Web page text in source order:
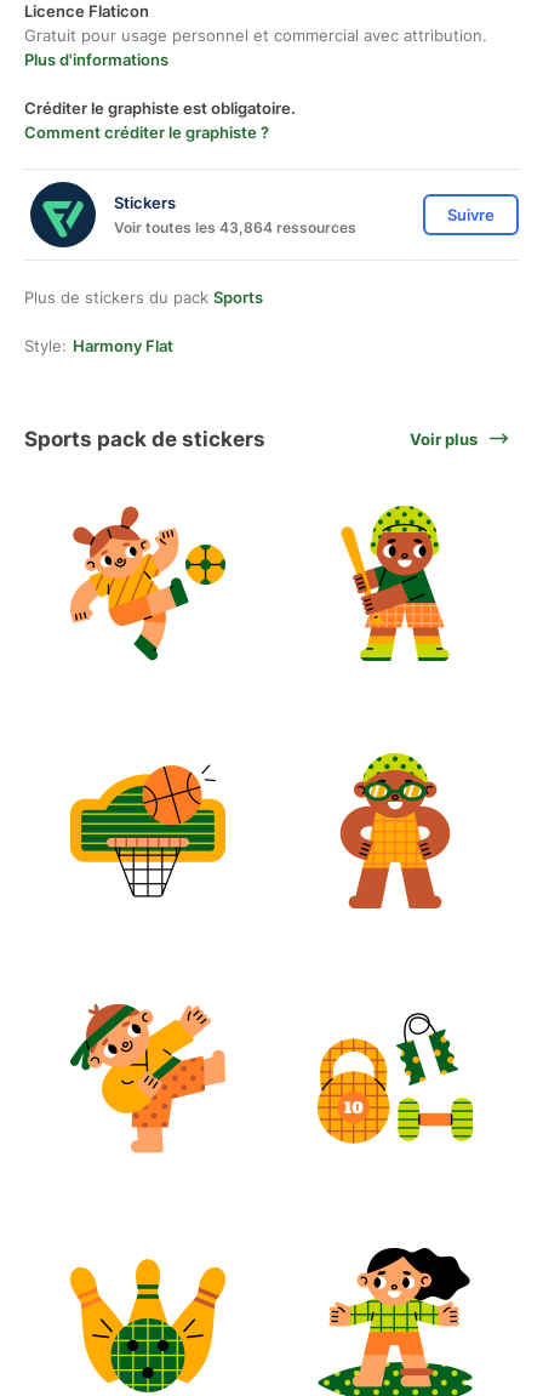
Licence Flaticon
Gratuit pour usage personnel et commercial avec attribution.
Plus d'informations
Créditer le graphiste est obligatoire.
Comment créditer le graphiste ?
Stickers
Voir toutes les 43,864 ressources
Suivre
Plus de stickers du pack Sports
Style: Harmony Flat
Sports pack de stickers Voir plus